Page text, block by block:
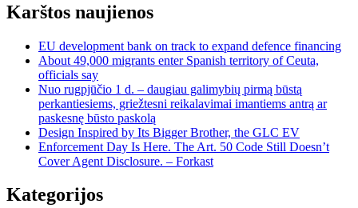
Karštos naujienos
EU development bank on track to expand defence financing
About 49,000 migrants enter Spanish territory of Ceuta,
officials say
Nuo rugpjūčio 1 d. – daugiau galimybių pirmą būstą
perkantiesiems, griežtesni reikalavimai imantiems antrą ar
paskesnę būsto paskolą
Design Inspired by Its Bigger Brother, the GLC EV
Enforcement Day Is Here. The Art. 50 Code Still Doesn’t
Cover Agent Disclosure. – Forkast
Kategorijos